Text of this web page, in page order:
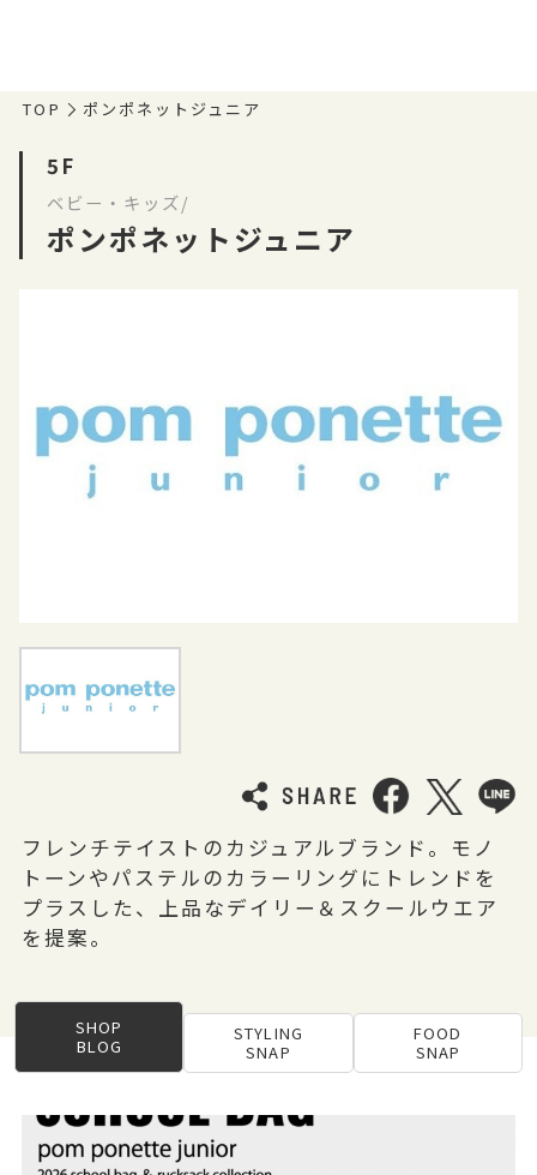
TOP ポンポネットジュニア
5F
ベビー・キッズ/
ポンポネットジュニア
フレンチテイストのカジュアルブランド。モノ
トーンやパステルのカラーリングにトレンドを
プラスした、上品なデイリー＆スクールウエア
を提案。
SHOP
BLOG
STYLING
SNAP
FOOD
SNAP